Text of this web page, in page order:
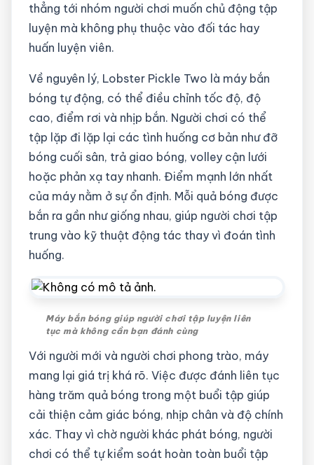
thẳng tới nhóm người chơi muốn chủ động tập
luyện mà không phụ thuộc vào đối tác hay
huấn luyện viên.
Về nguyên lý, Lobster Pickle Two là máy bắn
bóng tự động, có thể điều chỉnh tốc độ, độ
cao, điểm rơi và nhịp bắn. Người chơi có thể
tập lặp đi lặp lại các tình huống cơ bản như đỡ
bóng cuối sân, trả giao bóng, volley cận lưới
hoặc phản xạ tay nhanh. Điểm mạnh lớn nhất
của máy nằm ở sự ổn định. Mỗi quả bóng được
bắn ra gần như giống nhau, giúp người chơi tập
trung vào kỹ thuật động tác thay vì đoán tình
huống.
Máy bắn bóng giúp người chơi tập luyện liên
tục mà không cần bạn đánh cùng
Với người mới và người chơi phong trào, máy
mang lại giá trị khá rõ. Việc được đánh liên tục
hàng trăm quả bóng trong một buổi tập giúp
cải thiện cảm giác bóng, nhịp chân và độ chính
xác. Thay vì chờ người khác phát bóng, người
chơi có thể tự kiểm soát hoàn toàn buổi tập